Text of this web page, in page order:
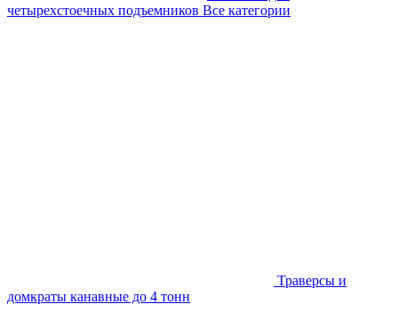
четырехстоечных подъемников Все категории
Траверсы и
домкраты канавные до 4 тонн